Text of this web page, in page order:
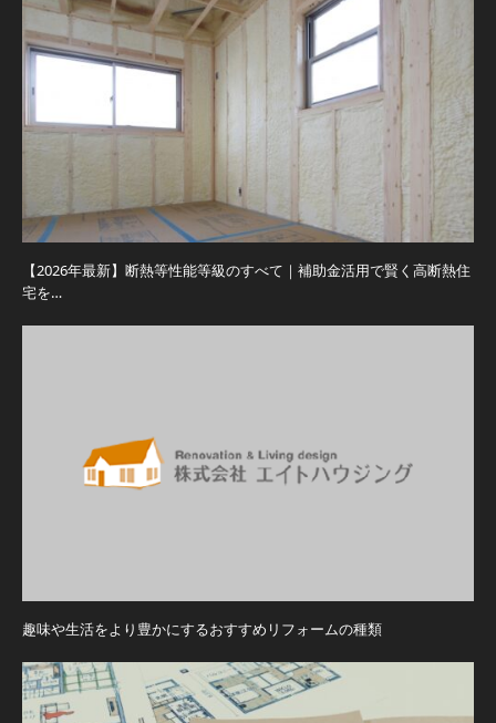
【2026年最新】断熱等性能等級のすべて｜補助金活用で賢く高断熱住
宅を…
趣味や生活をより豊かにするおすすめリフォームの種類